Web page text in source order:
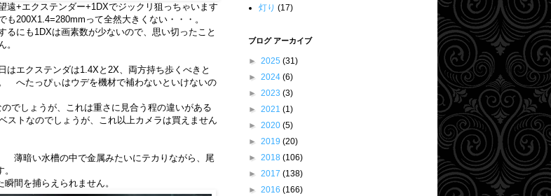
遠+エクステンダー+1DXでジックリ狙っちゃいます
も200X1.4=280mmって全然大きくない・・・。
るにも1DXは画素数が少ないので、思い切ったこと
。
はエクステンダは1.4Xと2X、両方持ち歩くべきと
へたっぴぃはウデを機材で補わないといけないの
でしょうが、これは重さに見合う程の違いがある
トなのでしょうが、これ以上カメラは買えません
薄暗い水槽の中で金属みたいにテカりながら、尾
間を捕らえられません。
灯り (17)
ブログ アーカイブ
► 2025 (31)
► 2024 (6)
► 2023 (3)
► 2021 (1)
► 2020 (5)
► 2019 (20)
► 2018 (106)
► 2017 (138)
► 2016 (166)